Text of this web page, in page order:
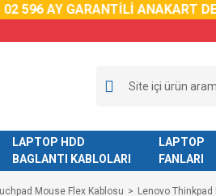
596 AY GARANTİLİ ANAKART
LAPTOP HDD
BAGLANTI KABLOLARI
LAPTOP
FANLARI
Mouse Flex Kablosu Lenovo